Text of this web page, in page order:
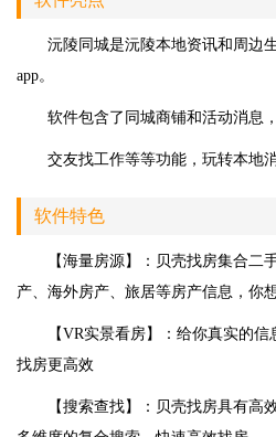
沅陵同城是沅陵本地资讯和周边
app。
软件包含了同城商铺和活动消息
交友找工作等等功能，玩转本地
软件特色
【海量房源】：贝壳找房集合二
产、海外房产、旅居等房产信息，你
【VR实景看房】：给你真实的
找房更高效
【搜索查找】：贝壳找房具有高